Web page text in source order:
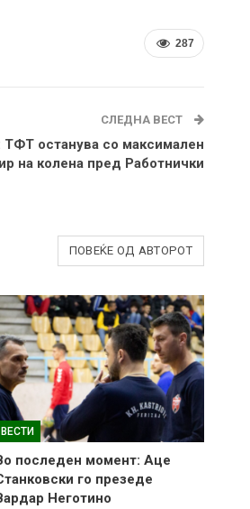
287
СЛЕДНА ВЕСТ
останува со максимален
на колена пред Работнички
ПОВЕЌЕ ОД АВТОРОТ
ВЕСТИ
последен момент: Аце
го презеде
Неготино